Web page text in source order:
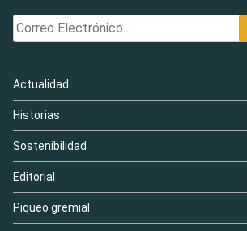
Actualidad
Historias
Sostenibilidad
Editorial
Piqueo gremial